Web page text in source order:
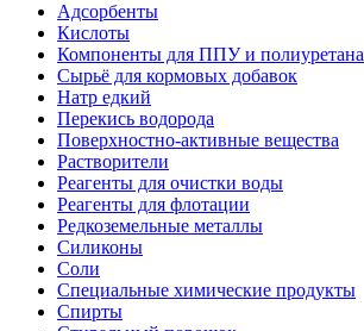
Адсорбенты
Кислоты
Компоненты для ППУ и полиуретана
Сырьё для кормовых добавок
Натр едкий
Перекись водорода
Поверхностно-активные вещества
Растворители
Реагенты для очистки воды
Реагенты для флотации
Редкоземельные металлы
Силиконы
Соли
Специальные химические продукты
Спирты